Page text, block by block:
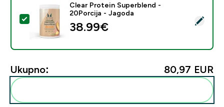
Odaberi ovaj proizvod - Clear Protein Superblend -
Clear Protein Superblend -
20Porcija - Jagoda
38.99€‎
Ukupno: 80,97 EUR‎